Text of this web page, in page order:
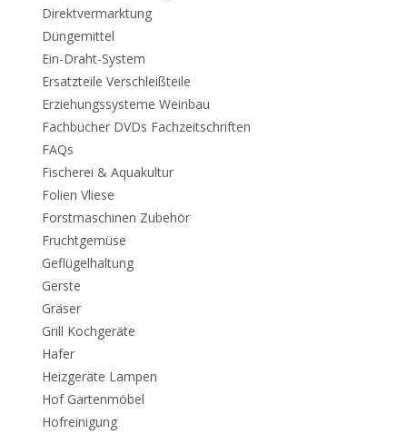
Direktvermarktung
Düngemittel
Ein-Draht-System
Ersatzteile Verschleißteile
Erziehungssysteme Weinbau
Fachbücher DVDs Fachzeitschriften
FAQs
Fischerei & Aquakultur
Folien Vliese
Forstmaschinen Zubehör
Fruchtgemüse
Geflügelhaltung
Gerste
Gräser
Grill Kochgeräte
Hafer
Heizgeräte Lampen
Hof Gartenmöbel
Hofreinigung